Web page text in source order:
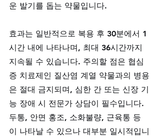
운 발기를 돕는 약물입니다.
효과는 일반적으로 복용 후 30분에서 1
시간 내에 나타나며, 최대 36시간까지
지속될 수 있습니다. 주의할 점은 협심
증 치료제인 질산염 계열 약물과의 병용
은 절대 금지되며, 심한 간 또는 신장 기
능 장애 시 전문가 상담이 필수입니다.
두통, 안면 홍조, 소화불량, 근육통 등
이 나타날 수 있으나 대부분 일시적입니